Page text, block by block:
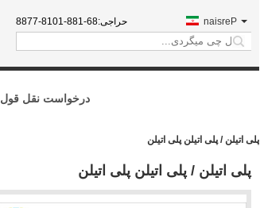
حراجی:86-188-1018-7788 Persian
search
درخواست نقل قول
پلی اتیلن / پلی اتیلن پلی اتیلن
پلی اتیلن / پلی اتیلن پلی اتیلن